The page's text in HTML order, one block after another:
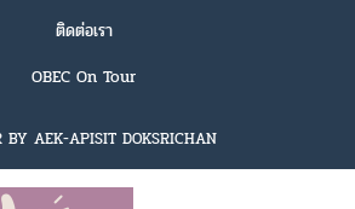
ติดต่อเรา
OBEC On Tour
BY AEK-APISIT DOKSRICHAN